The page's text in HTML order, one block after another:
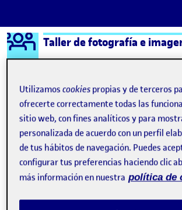
Saltar al contenido
Logo Ágora
Semestre 20241 - Aula 2 Maria del Valle
Maria del Valle
Utilizamoscookies propias y de terceros
ofrecerte correctamente todas las
sitio web, con fines analíticos y para
personalizada de acuerdo con un perfil
de tus hábitos de navegación. Puedes
configurar tus preferencias haciendo clic
más información en nuestra política de